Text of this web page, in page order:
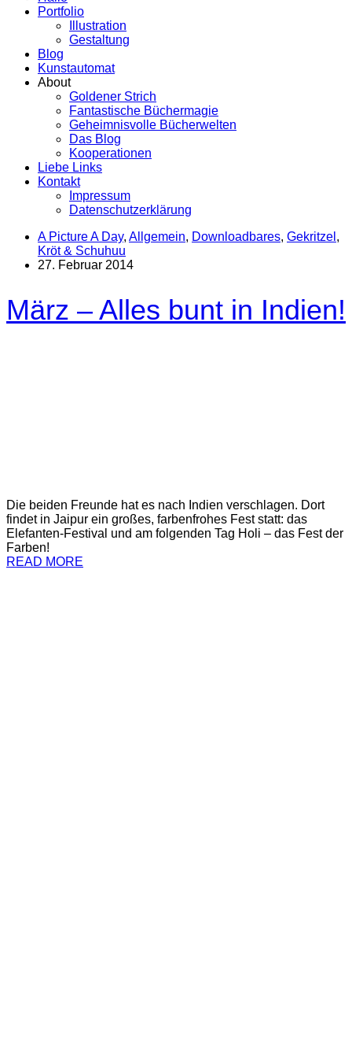
Portfolio
Illustration
Gestaltung
Blog
Kunstautomat
About
Goldener Strich
Fantastische Büchermagie
Geheimnisvolle Bücherwelten
Das Blog
Kooperationen
Liebe Links
Kontakt
Impressum
Datenschutzerklärung
A Picture A Day, Allgemein, Downloadbares, Gekritzel ,
Kröt & Schuhuu
27. Februar 2014
März – Alles bunt in Indien!
Die beiden Freunde hat es nach Indien verschlagen. Dort
findet in Jaipur ein großes, farbenfrohes Fest statt: das
Elefanten-Festival und am folgenden Tag Holi – das Fest der
Farben!
READ MORE